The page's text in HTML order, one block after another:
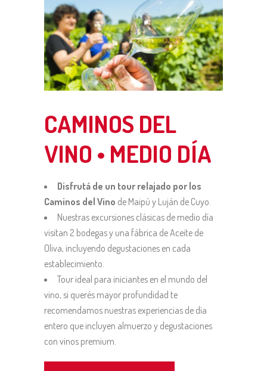
CAMINOS DEL
VINO • MEDIO DÍA
Disfrutá de un tour relajado por los
Caminos del Vino de Maipú y Luján de Cuyo.
Nuestras excursiones clásicas de medio día
visitan 2 bodegas y una fábrica de Aceite de
Oliva, incluyendo degustaciones en cada
establecimiento.
Tour ideal para iniciantes en el mundo del
vino, si querés mayor profundidad te
recomendamos nuestras experiencias de día
entero que incluyen almuerzo y degustaciones
con vinos premium.